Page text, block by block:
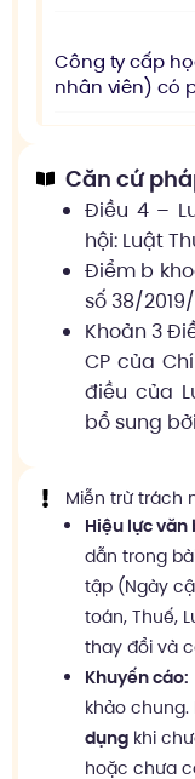
Công ty cấp
nhân viên) có
Căn cứ
Điều 4 –
hội: Luật
Điểm b
số 38/
Khoản 3
CP của
điều của
bổ sung
Miễn trừ trách
Hiệu lực văn
dẫn trong
tập (Ngày
toán, Thuế,
thay đổi và
Khuyến cáo:
khảo chung.
dụng khi
hoặc chưa